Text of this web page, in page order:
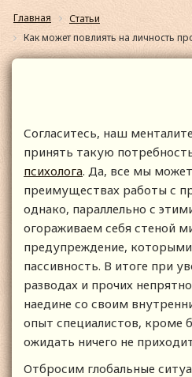
Главная
Статьи
Как может повлиять на личность
Согласитесь, наш
принять такую
психолога. Да, все мы
преимуществах работы с
однако, параллельно с
огораживаем себя стеной
предупреждение,
пассивность. В итоге при
разводах и прочих
наедине со своим
опыт специалистов, кроме
ожидать ничего не
Отбросим глобальные